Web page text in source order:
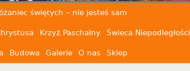
świętych – nie jesteś sam
Krzyż Paschalny Świeca Niepodległości
Budowa Galerie O nas Sklep